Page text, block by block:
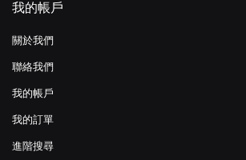
我的帳戶
關於我們
聯絡我們
我的帳戶
我的訂單
進階搜尋